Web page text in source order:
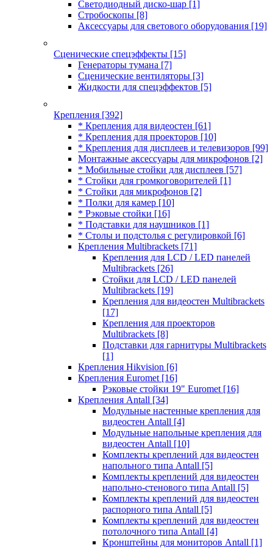
Светодиодный диско-шар [1]
Стробоскопы [8]
Аксессуары для светового оборудования [19]
Сценические спецэффекты [15]
Генераторы тумана [7]
Сценические вентиляторы [3]
Жидкости для спецэффектов [5]
Крепления [392]
* Крепления для видеостен [61]
* Крепления для проекторов [10]
* Крепления для дисплеев и телевизоров [99]
Монтажные аксессуары для микрофонов [2]
* Мобильные стойки для дисплеев [57]
* Стойки для громкоговорителей [1]
* Стойки для микрофонов [2]
* Полки для камер [10]
* Рэковые стойки [16]
* Подставки для наушников [1]
* Столы и подстолья с регулировкой [6]
Крепления Multibrackets [71]
Крепления для LCD / LED панелей
Multibrackets [26]
Стойки для LCD / LED панелей
Multibrackets [19]
Крепления для видеостен Multibrackets
[17]
Крепления для проекторов
Multibrackets [8]
Подставки для гарнитуры Multibrackets
[1]
Крепления Hikvision [6]
Крепления Euromet [16]
Рэковые стойки 19" Euromet [16]
Крепления Antall [34]
Модульные настенные крепления для
видеостен Antall [4]
Модульные напольные крепления для
видеостен Antall [10]
Комплекты креплений для видеостен
напольного типа Antall [5]
Комплекты креплений для видеостен
напольно-стенового типа Antall [5]
Комплекты креплений для видеостен
распорного типа Antall [5]
Комплекты креплений для видеостен
потолочного типа Antall [4]
Кронштейны для мониторов Antall [1]